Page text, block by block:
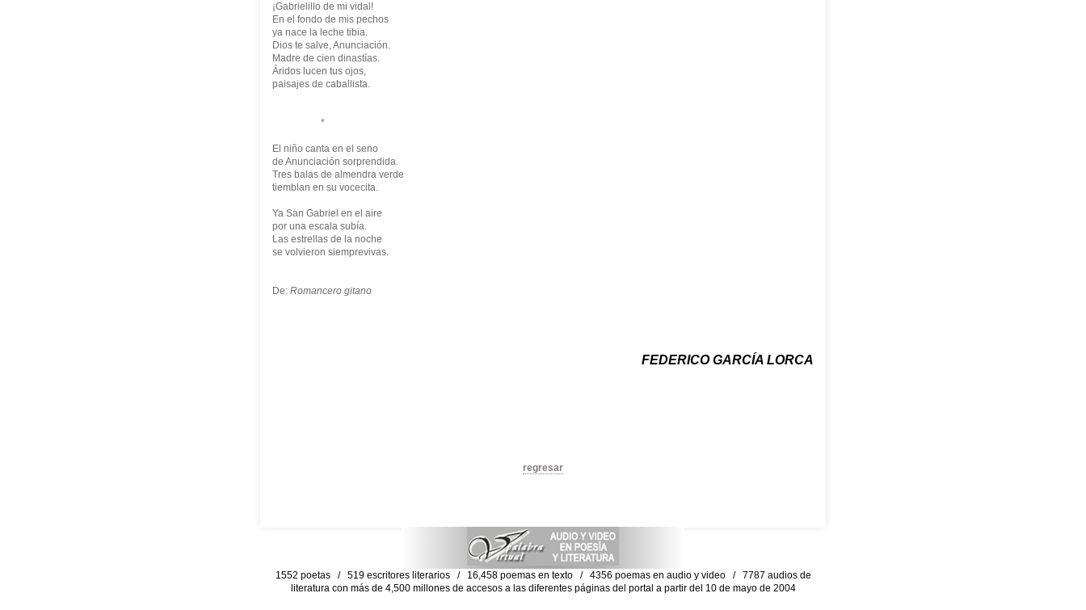
¡Gabrielillo de mi vidal!
En el fondo de mis pechos
ya nace la leche tibia.
Dios te salve, Anunciación.
Madre de cien dinastías.
Áridos lucen tus ojos,
paisajes de caballista.
*
El niño canta en el seno
de Anunciación sorprendida.
Tres balas de almendra verde
tiemblan en su vocecita.
Ya San Gabriel en el aire
por una escala subía.
Las estrellas de la noche
se volvieron siemprevivas.
De: Romancero gitano
FEDERICO GARCÍA LORCA
regresar
1552 poetas / 519 escritores literarios / 16,458 poemas en texto / 4356 poemas en audio y video / 7787 audios de
literatura con más de 4,500 millones de accesos a las diferentes páginas del portal a partir del 10 de mayo de 2004